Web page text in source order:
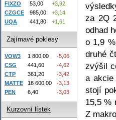
za 2Q
odhad
o 1,9
druhé
zvýšil
a akcie
stojí
15,5 %
Z
FIXZO
53,00
+3,92
CZGCE
985,00
+3,14
UQA
441,80 +1,61
Zajímavé poklesy
VOW3 1 800,00
-5,06
CSG
441,60
-4,62
CTP
361,20
-3,42
MATTE
18 600,00
-3,13
PEN
6,40 -3,03
Kurzovní lístek